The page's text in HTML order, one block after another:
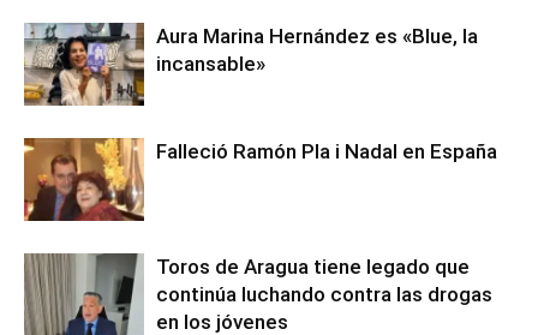
Aura Marina Hernández es «Blue, la
incansable»
Falleció Ramón Pla i Nadal en España
Toros de Aragua tiene legado que
continúa luchando contra las drogas
en los jóvenes